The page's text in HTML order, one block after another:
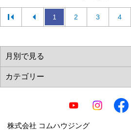
1 2 3 4
株式会社 コムハウジング